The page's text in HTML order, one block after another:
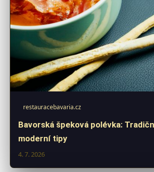
restauracebavaria.cz
Bavorská špeková polévka:
moderní tipy
4. 7. 2026